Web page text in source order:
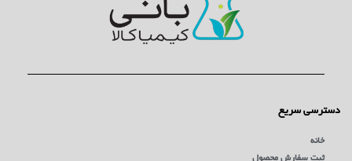
دسترسی سریع
خانه
ثبت سفارش محصول